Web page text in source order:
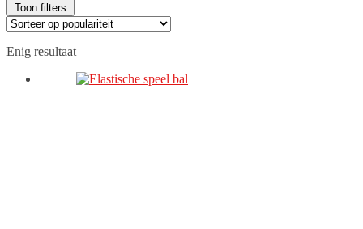
Toon filters
Enig resultaat